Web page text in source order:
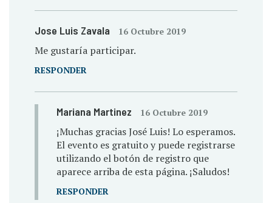
Jose Luis Zavala 16 Octubre 2019
Me gustaría participar.
RESPONDER
Mariana Martinez 16 Octubre 2019
¡Muchas gracias José Luis! Lo esperamos.
El evento es gratuito y puede registrarse
utilizando el botón de registro que
aparece arriba de esta página. ¡Saludos!
RESPONDER